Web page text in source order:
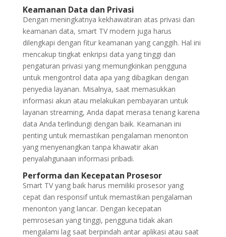
Keamanan Data dan Privasi
Dengan meningkatnya kekhawatiran atas privasi dan
keamanan data, smart TV modern juga harus
dilengkapi dengan fitur keamanan yang canggih. Hal ini
mencakup tingkat enkripsi data yang tinggi dan
pengaturan privasi yang memungkinkan pengguna
untuk mengontrol data apa yang dibagikan dengan
penyedia layanan. Misalnya, saat memasukkan
informasi akun atau melakukan pembayaran untuk
layanan streaming, Anda dapat merasa tenang karena
data Anda terlindungi dengan baik. Keamanan ini
penting untuk memastikan pengalaman menonton
yang menyenangkan tanpa khawatir akan
penyalahgunaan informasi pribadi.
Performa dan Kecepatan Prosesor
Smart TV yang baik harus memiliki prosesor yang
cepat dan responsif untuk memastikan pengalaman
menonton yang lancar. Dengan kecepatan
pemrosesan yang tinggi, pengguna tidak akan
mengalami lag saat berpindah antar aplikasi atau saat